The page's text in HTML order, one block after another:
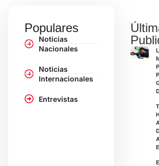
Populares
Noticias
Nacionales
Noticias
Internacionales
Entrevistas